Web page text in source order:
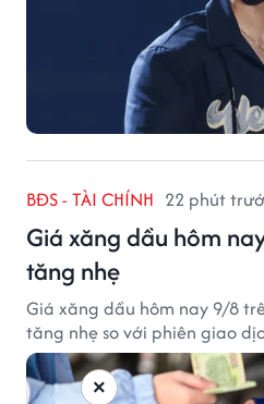
BĐS - TÀI CHÍNH 22 phút
Giá xăng dầu hôm
tăng nhẹ
Giá xăng dầu hôm nay 9/8
tăng nhẹ so với phiên giao
×